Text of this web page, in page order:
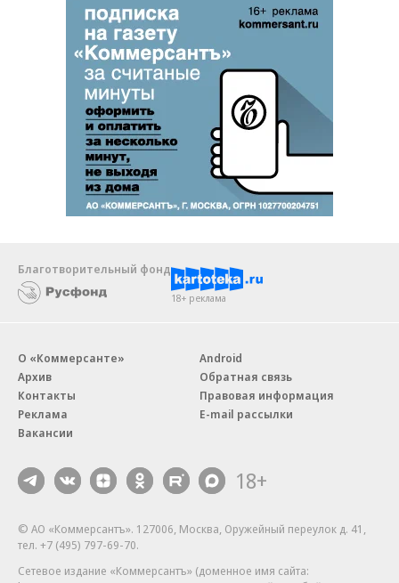
Благотворительный фонд
18+ реклама
О «Коммерсанте»
Архив
Контакты
Реклама
Вакансии
Android
Обратная связь
Правовая информация
E-mail рассылки
18+
© АО «Коммерсантъ». 127006, Москва, Оружейный переулок д. 41,
тел. +7 (495) 797-69-70.
Сетевое издание «Коммерсантъ» (доменное имя сайта: